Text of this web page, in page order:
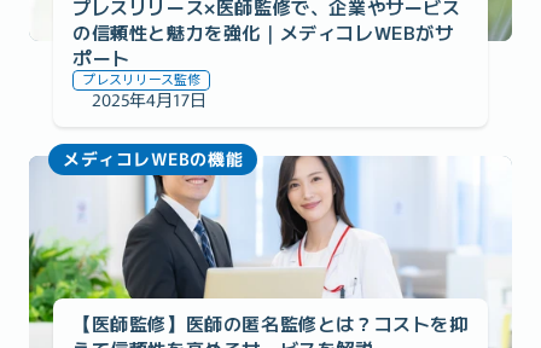
プレスリリース×医師監修で、企業やサービス
の信頼性と魅力を強化｜メディコレWEBがサ
ポート
プレスリリース監修
2025年4月17日
メディコレWEBの機能
【医師監修】医師の匿名監修とは？コストを抑